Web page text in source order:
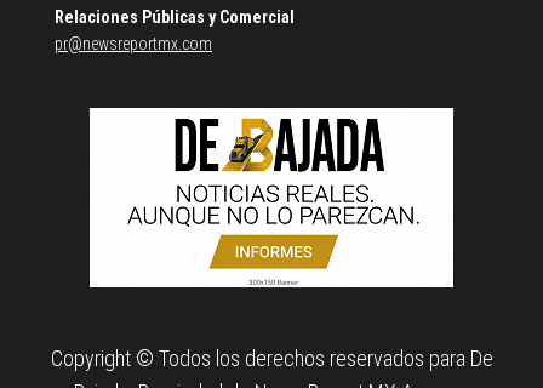
Relaciones Públicas y Comercial
pr@newsreportmx.com
Copyright © Todos los derechos reservados para De